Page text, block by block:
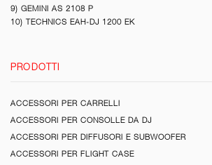
9) GEMINI AS 2108 P
10) TECHNICS EAH-DJ 1200 EK
PRODOTTI
ACCESSORI PER CARRELLI
ACCESSORI PER CONSOLLE DA DJ
ACCESSORI PER DIFFUSORI E SUBWOOFER
ACCESSORI PER FLIGHT CASE